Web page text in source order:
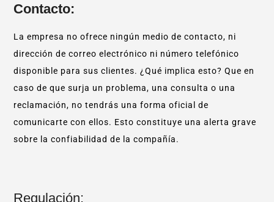
Contacto:
La empresa no ofrece ningún medio de contacto, ni
dirección de correo electrónico ni número telefónico
disponible para sus clientes. ¿Qué implica esto? Que en
caso de que surja un problema, una consulta o una
reclamación, no tendrás una forma oficial de
comunicarte con ellos. Esto constituye una alerta grave
sobre la confiabilidad de la compañía.
Regulación: